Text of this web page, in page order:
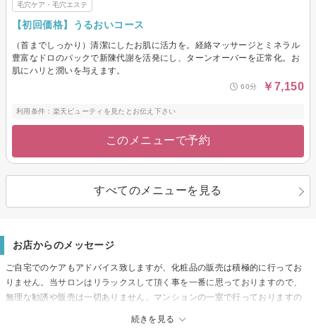
毛穴ケア・毛穴エステ
【初回価格】うるおいコース
（首までしっかり）清潔にしたお肌に活力を。経絡マッサージとミネラル
豊富なドロのパックで新陳代謝を活発にし、ターンオーバーを正常化。お
肌にハリと潤いを与えます。
60分 ￥7,150
利用条件：楽天ビューティを見たとお伝え下さい
このメニューで予約
すべてのメニューを見る
お店からのメッセージ
続きを見る
ご自宅でのケアもアドバイス致しますが、化粧品の販売は積極的に行ってお
りません。当サロンはリラックスして頂く事を一番に思っておりますので、
無理な勧誘や販売は一切ありません。マンションの一室で行っておりますの